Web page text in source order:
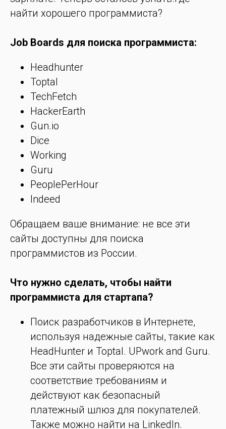
найти хорошего программиста?
Job Boards для поиска программиста:
Headhunter
Toptal
TechFetch
HackerEarth
Gun.io
Dice
Working
Guru
PeoplePerHour
Indeed
Обращаем ваше внимание: не все эти
сайты доступны для поиска
программистов из России.
Что нужно сделать, чтобы найти
программиста для стартапа?
Поиск разработчиков в Интернете,
используя надежные сайты, такие как
HeadHunter и Toptal. UPwork and Guru.
Все эти сайты проверяются на
соответствие требованиям и
действуют как безопасный
платежный шлюз для покупателей.
Также можно найти на LinkedIn.